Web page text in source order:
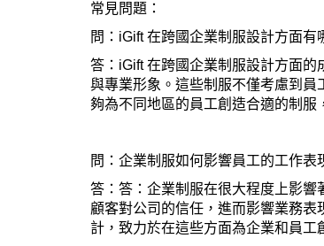
常見問題：
問：iGift 在跨國企業制服設計方面有
答：iGift 在跨國企業制服設計方面
與專業形象。這些制服不僅考慮到
夠為不同地區的員工創造合適的制服
問：企業制服如何影響員工的工作表
答：答：企業制服在很大程度上影
顧客對公司的信任，進而影響業務
計，致力於在這些方面為企業和員工